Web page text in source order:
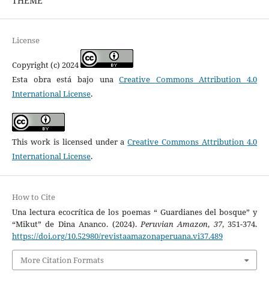
License
Copyright (c) 2024
Esta obra está bajo unaCreative Commons Attribution 4.0
International License.
This work is licensed under aCreative Commons Attribution 4.0
International License.
How to Cite
Una lectura ecocrítica de los poemas “ Guardianes del bosque” y
“Mikut” de Dina Ananco. (2024).Peruvian Amazon, 37, 351-374.
https://doi.org/10.52980/revistaamazonaperuana.vi37.489
More Citation Formats